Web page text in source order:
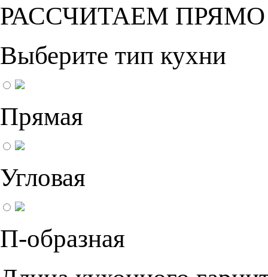
РАССЧИТАЕМ
Выберите тип кухни
Прямая
Угловая
П-образная